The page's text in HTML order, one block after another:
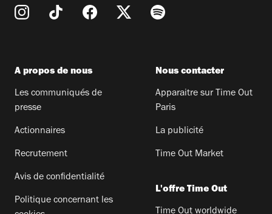
A propos de nous
Les communiqués de
presse
Actionnaires
Recrutement
Avis de confidentialité
Politique concernant les
Nous contacter
Apparaitre sur Time Out
Paris
La publicité
Time Out Market
L'offre Time Out
Time Out worldwide